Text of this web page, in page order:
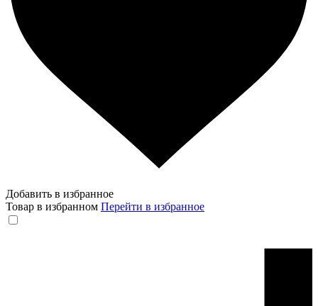
Добавить в избранное
Товар в избранном Перейти в избранное